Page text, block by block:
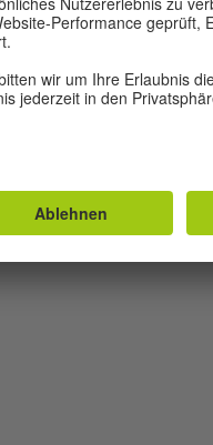
Leonhard
Modulen
Organisation,